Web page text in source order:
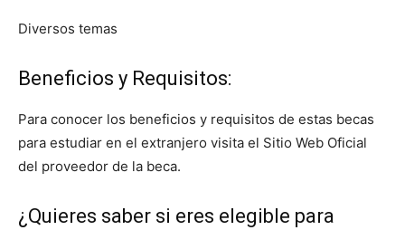
Diversos temas
Beneficios y Requisitos:
Para conocer los beneficios y requisitos de estas becas
para estudiar en el extranjero visita el Sitio Web Oficial
del proveedor de la beca.
¿Quieres saber si eres elegible para